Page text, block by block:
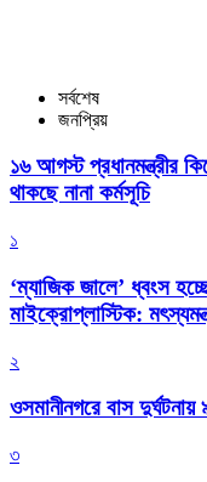
সর্বশেষ
জনপ্রিয়
১৬ আগস্ট প্রধানমন্ত্রীর
থাকছে নানা কর্মসূচি
১
‘ম্যাজিক জালে’ ধ্বংস
মাইক্রোপ্লাস্টিক:
২
ওসমানীনগরে বাস
৩